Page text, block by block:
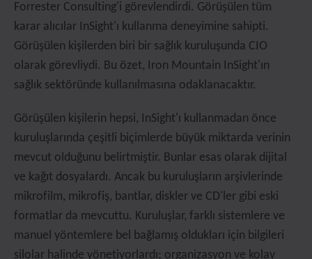
Forrester Consulting'i görevlendirdi. Görüşülen tüm
karar alıcılar InSight'ı kullanma deneyimine sahipti.
Görüşülen kişilerden biri bir sağlık kuruluşunda CIO
olarak görevliydi. Bu özet, Iron Mountain InSight'ın
sağlık sektöründe kullanılmasına odaklanacaktır.
Görüşülen kişilerin hepsi, InSight'ı kullanmadan önce
kuruluşlarında çeşitli biçimlerde büyük miktarda verinin
mevcut olduğunu belirtmiştir. Bunlar esas olarak dijital
ve kağıt dosyalardı. Ancak bu kuruluşların arşivlerinde
mikrofilm, mikrofiş, bantlar, diskler ve CD'ler gibi eski
formatlar da mevcuttu. Kuruluşlar, farklı sistemlere ve
manuel yöntemlere bel bağlamış oldukları için bilgileri
silolar halinde yönetiyorlardı; organizasyon ve kolay